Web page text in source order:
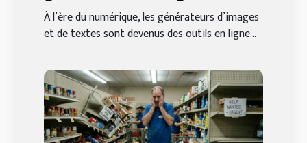
textes en ligne gratuitement
?
À l’ère du numérique, les générateurs d’images
et de textes sont devenus des outils en ligne...